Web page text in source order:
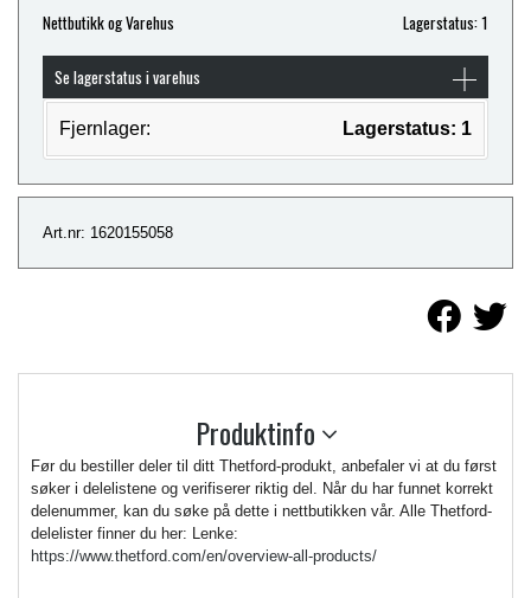
Nettbutikk og Varehus Lagerstatus: 1
Se lagerstatus i varehus
Fjernlager: Lagerstatus: 1
Art.nr: 1620155058
Produktinfo
Før du bestiller deler til ditt Thetford-produkt, anbefaler vi at du først
søker i delelistene og verifiserer riktig del. Når du har funnet korrekt
delenummer, kan du søke på dette i nettbutikken vår. Alle Thetford-
delelister finner du her: Lenke:
https://www.thetford.com/en/overview-all-products/